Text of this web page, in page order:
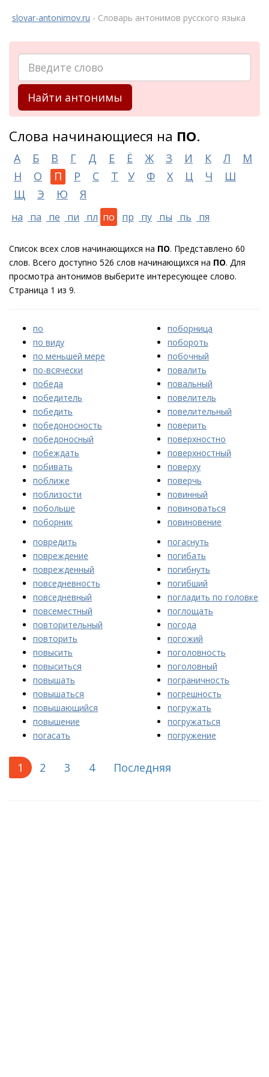
slovar-antonimov.ru - Словарь антонимов русского языка
Найти антонимы
Слова начинающиеся на ПО.
А Б В Г Д Е Ё Ж З И К Л
М
Н
О П Р С Т У Ф Х Ц Ч
Ш
Щ
Э Ю Я
на па пе пи пл по пр пу пы пь пя
Список всех слов начинающихся на ПО. Представлено 60
слов. Всего доступно 526 слов начинающихся на ПО. Для
просмотра антонимов выберите интересующее слово.
Страница 1 из 9.
по
по виду
по меньшей мере
по-всячески
победа
победитель
победить
победоносность
победоносный
побеждать
побивать
поближе
поблизости
побольше
поборник
поборница
побороть
побочный
повалить
повальный
повелитель
повелительный
поверить
поверхностно
поверхностный
поверху
поверчь
повинный
повиноваться
повиновение
повредить
повреждение
поврежденный
повседневность
повседневный
повсеместный
повторительный
повторить
повысить
повыситься
повышать
повышаться
повышающийся
повышение
погасать
погаснуть
погибать
погибнуть
погибший
погладить по головке
поглощать
погода
погожий
поголовность
поголовный
пограничность
погрешность
погружать
погружаться
погружение
1 2 3 4 Последняя